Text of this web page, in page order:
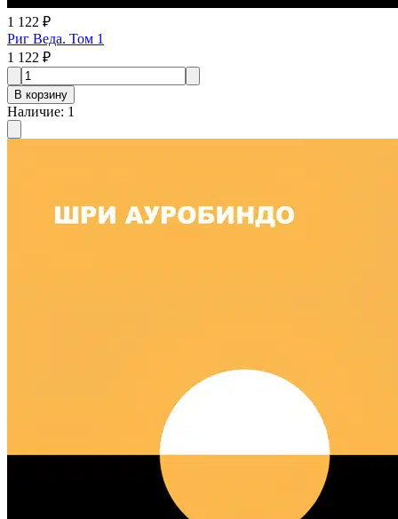
1 122 ₽
Риг Веда. Том 1
1 122 ₽
В корзину
Наличие: 1